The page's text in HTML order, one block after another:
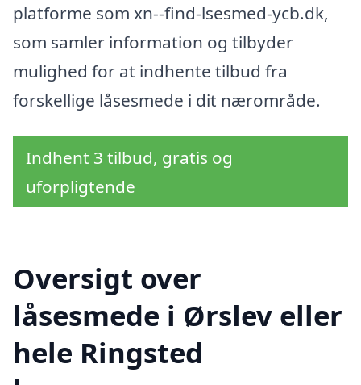
platforme som xn--find-lsesmed-ycb.dk,
som samler information og tilbyder
mulighed for at indhente tilbud fra
forskellige låsesmede i dit nærområde.
Indhent 3 tilbud, gratis og
uforpligtende
Oversigt over
låsesmede i Ørslev eller
hele Ringsted